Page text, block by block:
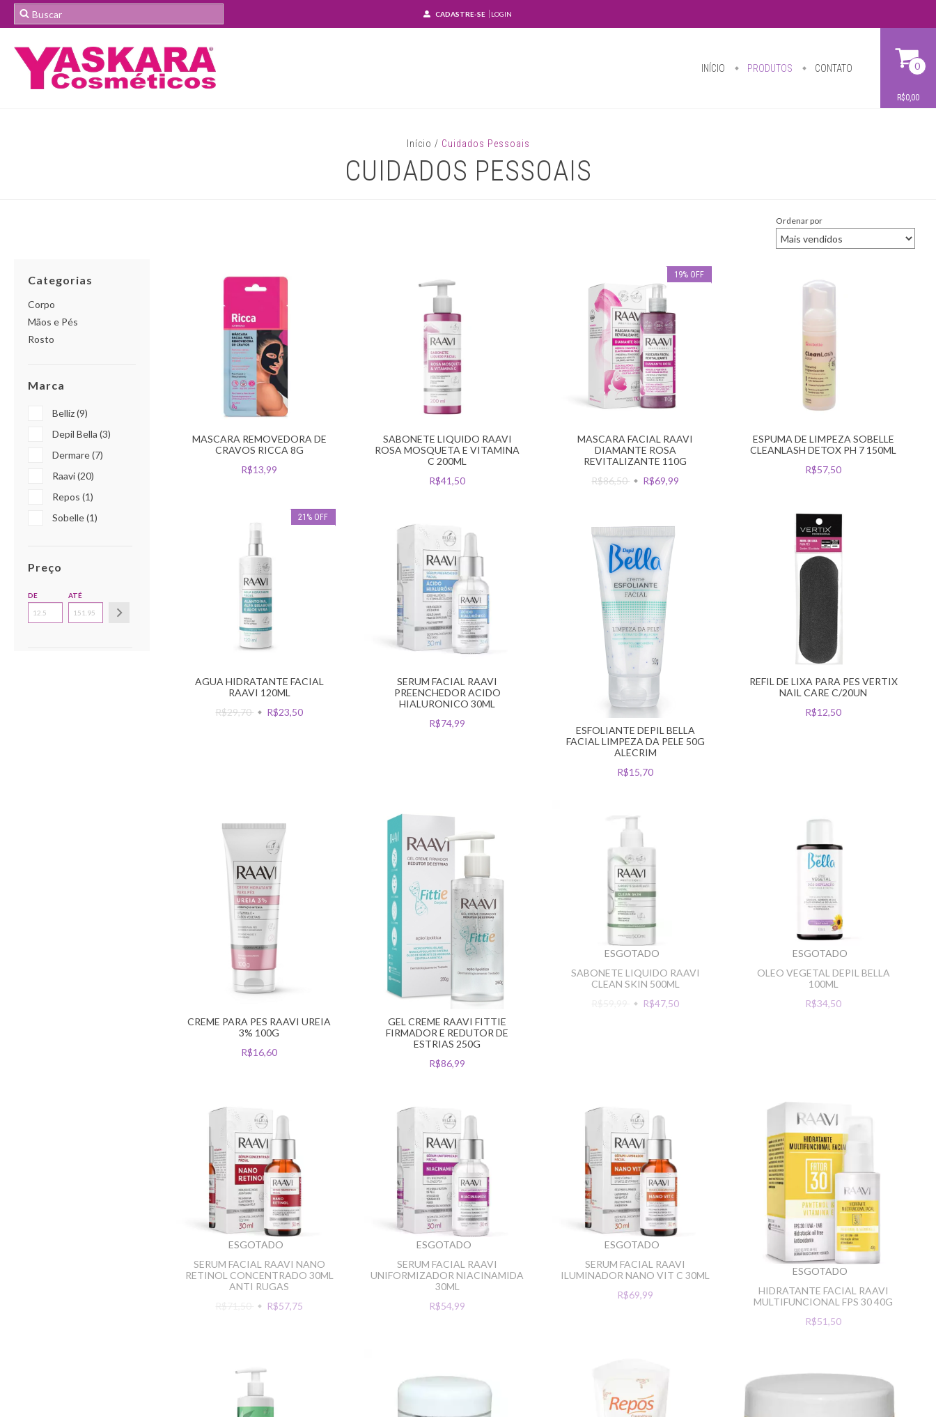
CADASTRE-SE LOGIN
INÍCIO PRODUTOS CONTATO 0
R$0,00
Início / Cuidados Pessoais
CUIDADOS PESSOAIS
Ordenar por
Categorias
Corpo
Mãos e Pés
Rosto
Marca
Belliz (9)
Depil Bella (3)
Dermare (7)
Raavi (20)
Repos (1)
Sobelle (1)
Preço
DE ATÉ
MASCARA REMOVEDORA DE
CRAVOS RICCA 8G
R$13,99
SABONETE LIQUIDO RAAVI
ROSA MOSQUETA E VITAMINA
C 200ML
R$41,50
19% OFF
MASCARA FACIAL RAAVI
DIAMANTE ROSA
REVITALIZANTE 110G
R$86,50
R$69,99
ESPUMA DE LIMPEZA SOBELLE
CLEANLASH DETOX PH 7 150ML
R$57,50
21 % OFF
AGUA HIDRATANTE FACIAL
RAAVI 120ML
R$29,70
R$23,50
SERUM FACIAL RAAVI
PREENCHEDOR ACIDO
HIALURONICO 30ML
R$74,99
ESFOLIANTE DEPIL BELLA
FACIAL LIMPEZA DA PELE 50G
ALECRIM
R$15,70
REFIL DE LIXA PARA PES VERTIX
NAIL CARE C/20UN
R$12,50
CREME PARA PES RAAVI UREIA
3% 100G
R$16,60
GEL CREME RAAVI FITTIE
FIRMADOR E REDUTOR DE
ESTRIAS 250G
R$86,99
ESGOTADO
SABONETE LIQUIDO RAAVI
CLEAN SKIN 500ML
R$59,99
R$47,50
ESGOTADO
OLEO VEGETAL DEPIL BELLA
100ML
R$34,50
ESGOTADO
SERUM FACIAL RAAVI NANO
RETINOL CONCENTRADO 30ML
ANTI RUGAS
R$71,50
R$57,75
ESGOTADO
SERUM FACIAL RAAVI
UNIFORMIZADOR NIACINAMIDA
30ML
R$54,99
ESGOTADO
SERUM FACIAL RAAVI
ILUMINADOR NANO VIT C 30ML
R$69,99
ESGOTADO
HIDRATANTE FACIAL RAAVI
MULTIFUNCIONAL FPS 30 40G
R$51,50